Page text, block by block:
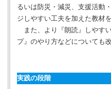
るいは防災・減災、支援活動
ジしやすい工夫を加えた教材
また、より『朗読』しやす
プ』のやり方などについても
実践の段階